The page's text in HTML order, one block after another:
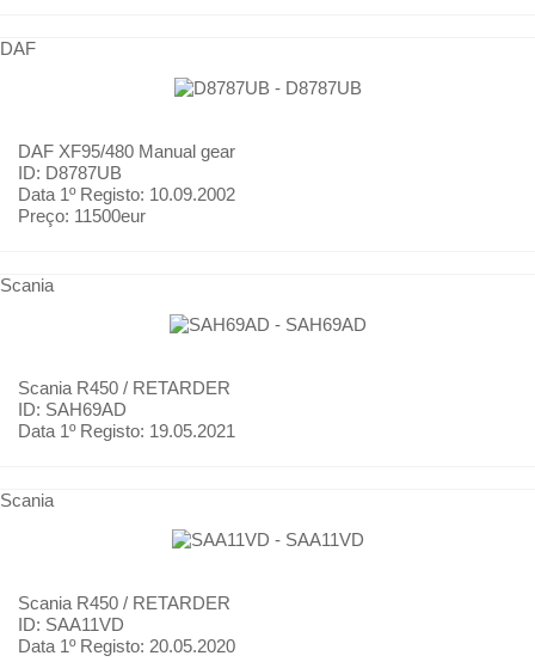
DAF
DAF XF95/480 Manual gear
ID: D8787UB
Data 1º Registo: 10.09.2002
Preço: 11500eur
Scania
Scania R450 / RETARDER
ID: SAH69AD
Data 1º Registo: 19.05.2021
Scania
Scania R450 / RETARDER
ID: SAA11VD
Data 1º Registo: 20.05.2020